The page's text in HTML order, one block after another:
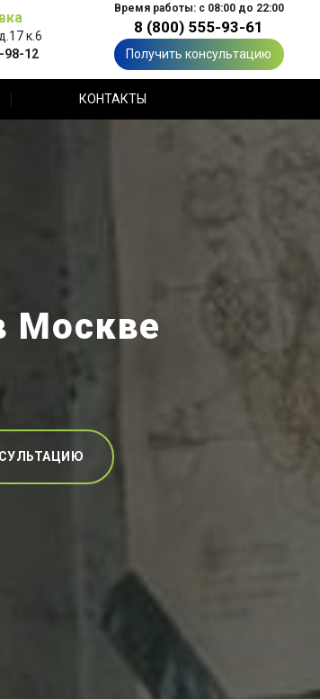
к.6
98-12
Время работы: с 08:00 до 22:00
8 (800) 555-93-61
Получить консультацию
КОНТАКТЫ
Москве